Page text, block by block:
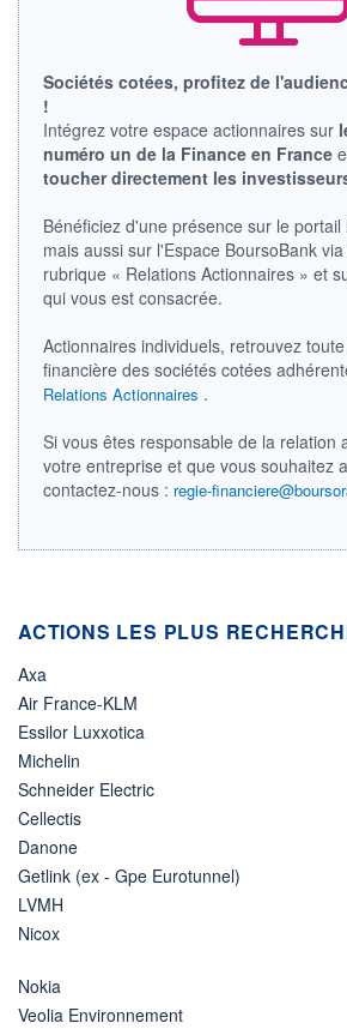
LIMITE À LA
BAISSE
LIMITE À
HAUSSE
RENDEMENT
ESTIMÉ 2026
-
PER
2026
-
DERNIER
ÉCHANGE
01.12.08 / 18:08:51
ÉLIGIBILITÉ
Non éligible
+
Sociétés cotées, profitez de
!
Intégrez votre espace actionnaires sur
numéro un de la Finance en France
toucher directement les
Bénéficiez d'une présence sur le
mais aussi sur l'Espace BoursoBank
rubrique « Relations Actionnaires » et
qui vous est consacrée.
Actionnaires individuels, retrouvez
financière des sociétés cotées
Relations Actionnaires .
Si vous êtes responsable de la relation
votre entreprise et que vous souhaitez
contactez-nous : regie-
ACTIONS LES PLUS
Axa
Air France-KLM
Essilor Luxxotica
Michelin
Schneider Electric
Cellectis
Danone
Getlink (ex - Gpe Eurotunnel)
LVMH
Nicox
Nokia
Veolia Environnement